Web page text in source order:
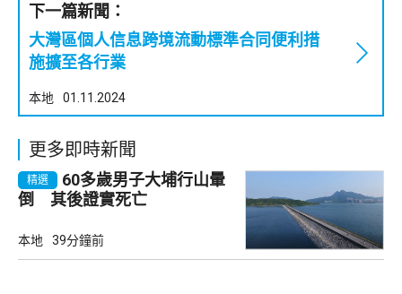
下一篇新聞：
大灣區個人信息跨境流動標準合同便利措
施擴至各行業
本地 01.11.2024
更多即時新聞
精選
60多歲男子大埔行山暈
倒 其後證實死亡
本地 39分鐘前